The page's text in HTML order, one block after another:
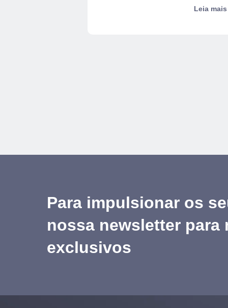
Leia mais
Para impulsionar os
nossa newsletter para
exclusivos